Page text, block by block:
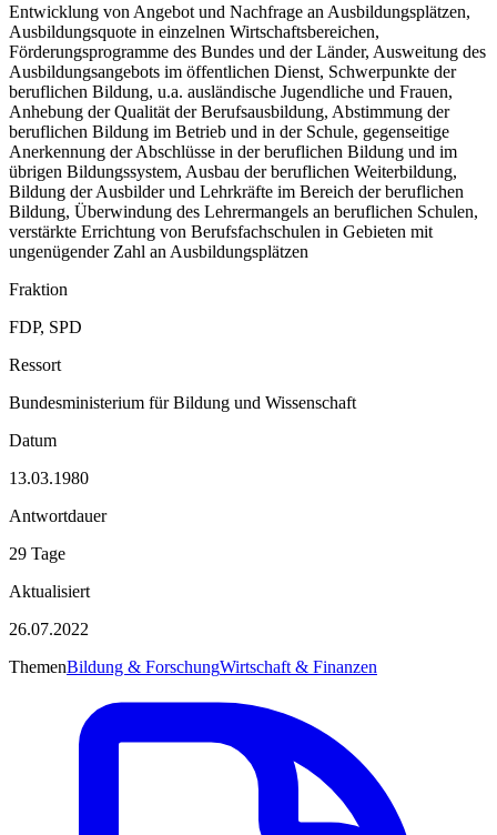
Entwicklung von Angebot und Nachfrage an Ausbildungsplätzen,
Ausbildungsquote in einzelnen Wirtschaftsbereichen,
Förderungsprogramme des Bundes und der Länder, Ausweitung des
Ausbildungsangebots im öffentlichen Dienst, Schwerpunkte der
beruflichen Bildung, u.a. ausländische Jugendliche und Frauen,
Anhebung der Qualität der Berufsausbildung, Abstimmung der
beruflichen Bildung im Betrieb und in der Schule, gegenseitige
Anerkennung der Abschlüsse in der beruflichen Bildung und im
übrigen Bildungssystem, Ausbau der beruflichen Weiterbildung,
Bildung der Ausbilder und Lehrkräfte im Bereich der beruflichen
Bildung, Überwindung des Lehrermangels an beruflichen Schulen,
verstärkte Errichtung von Berufsfachschulen in Gebieten mit
ungenügender Zahl an Ausbildungsplätzen
Fraktion
FDP, SPD
Ressort
Bundesministerium für Bildung und Wissenschaft
Datum
13.03.1980
Antwortdauer
29 Tage
Aktualisiert
26.07.2022
ThemenBildung & ForschungWirtschaft & Finanzen